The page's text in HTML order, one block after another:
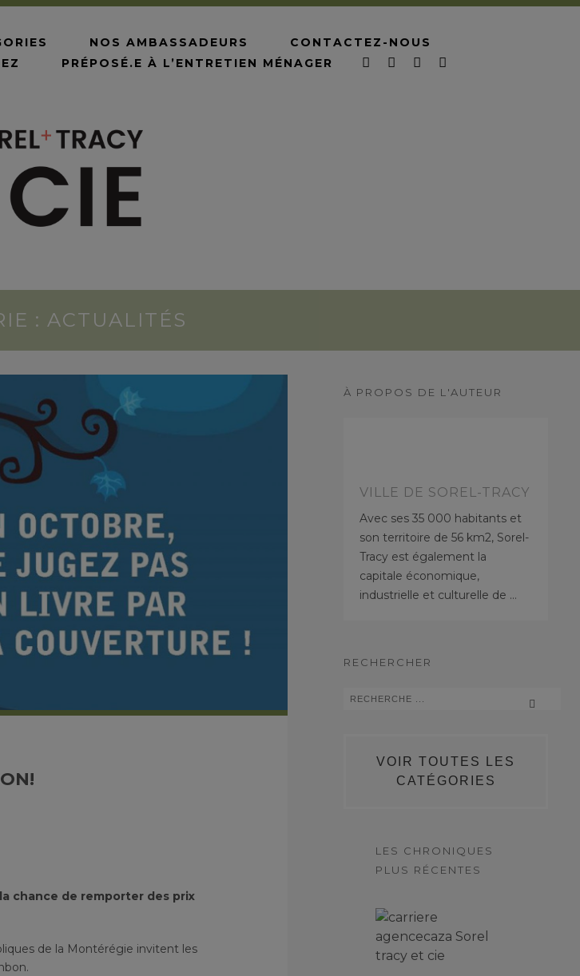
NOS AMBASSADEURS
CONTACTEZ-NOUS
PRÉPOSÉ.E À L’ENTRETIEN MÉNAGER
: ACTUALITÉS
chance de remporter des prix
de la Montérégie invitent les
À PROPOS DE L'AUTEUR
VILLE DE SOREL-TRACY
Avec ses 35 000 habitants et
son territoire de 56 km2, Sorel-
Tracy est également la
capitale économique,
industrielle et culturelle de …
RECHERCHER
VOIR TOUTES LES
CATÉGORIES
LES CHRONIQUES
PLUS RÉCENTES